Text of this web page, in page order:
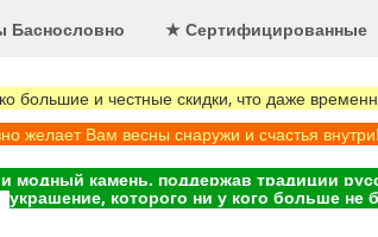
Баснословно ★ Сертифицированные
и честные скидки, что даже
желает Вам весны снаружи и счастья
камень, поддержав традиции
украшение, которого ни у кого больше не